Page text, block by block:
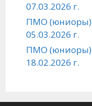
07.03.2026 г.
ПМО (юниоры)
05.03.2026 г.
ПМО (юниоры)
18.02.2026 г.